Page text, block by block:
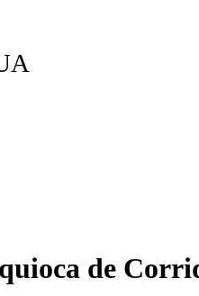
de